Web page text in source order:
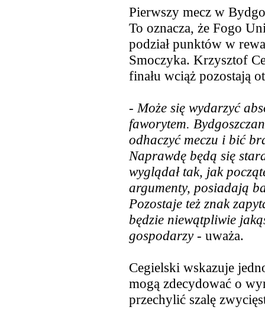
Pierwszy mecz w
To oznacza, że Fogo
podział punktów w
Smoczyka. Krzysztof
finału wciąż pozostają
- Może się wydarzyć
faworytem.
odhaczyć meczu i bić
Naprawdę będą się
wyglądał tak, jak
argumenty, posiadają
Pozostaje też znak
będzie niewątpliwie
gospodarzy- uważa.
Cegielski wskazuje
mogą zdecydować o
przechylić szalę